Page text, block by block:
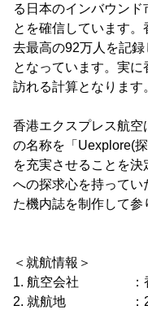
る日本のインバウン
とを確信しています
去最高の92万人を記
となっています。実
訪れる計算となります
香港エクスプレス航
の名称を「Uexplore(
を充実させることを
への探求心を持ってい
た機内誌を制作して参
＜就航情報＞
1. 航空会社 ：香
2. 就航地 ：22